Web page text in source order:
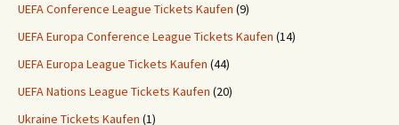
UEFA Conference League Tickets Kaufen (9)
UEFA Europa Conference League Tickets Kaufen (14)
UEFA Europa League Tickets Kaufen (44)
UEFA Nations League Tickets Kaufen (20)
Ukraine Tickets Kaufen (1)